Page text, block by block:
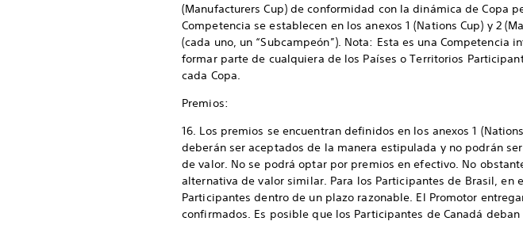
(Manufacturers Cup) de conformidad con la dinámica de Copa
Competencia se establecen en los anexos 1 (Nations Cup) y 2
(cada uno, un “Subcampeón”). Nota: Esta es una
formar parte de cualquiera de los Países o Territorios
cada Copa.
Premios:
16. Los premios se encuentran definidos en los anexos 1
deberán ser aceptados de la manera estipulada y no podrán
de valor. No se podrá optar por premios en efectivo. No
alternativa de valor similar. Para los Participantes de Brasil, en
Participantes dentro de un plazo razonable. El Promotor
confirmados. Es posible que los Participantes de Canadá